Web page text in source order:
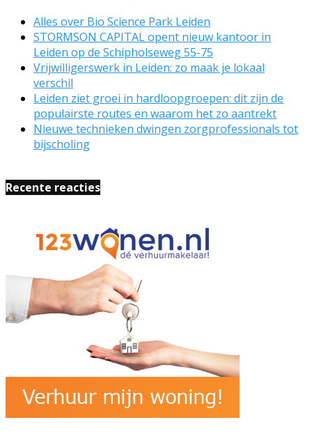
Alles over Bio Science Park Leiden
STORMSON CAPITAL opent nieuw kantoor in
Leiden op de Schipholseweg 55-75
Vrijwilligerswerk in Leiden: zo maak je lokaal
verschil
Leiden ziet groei in hardloopgroepen: dit zijn de
populairste routes en waarom het zo aantrekt
Nieuwe technieken dwingen zorgprofessionals tot
bijscholing
Recente reacties